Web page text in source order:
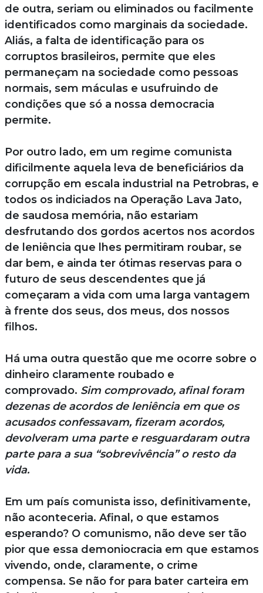
de outra, seriam ou eliminados ou facilmente
identificados como marginais da sociedade.
Aliás, a falta de identificação para os
corruptos brasileiros, permite que eles
permaneçam na sociedade como pessoas
normais, sem máculas e usufruindo de
condições que só a nossa democracia
permite.
Por outro lado, em um regime comunista
dificilmente aquela leva de beneficiários da
corrupção em escala industrial na Petrobras, e
todos os indiciados na Operação Lava Jato,
de saudosa memória, não estariam
desfrutando dos gordos acertos nos acordos
de leniência que lhes permitiram roubar, se
dar bem, e ainda ter ótimas reservas para o
futuro de seus descendentes que já
começaram a vida com uma larga vantagem
à frente dos seus, dos meus, dos nossos
filhos.
Há uma outra questão que me ocorre sobre o
dinheiro claramente roubado e
comprovado. Sim comprovado, afinal foram
dezenas de acordos de leniência em que os
acusados confessavam, fizeram acordos,
devolveram uma parte e resguardaram outra
parte para a sua “sobrevivência” o resto da
vida.
Em um país comunista isso, definitivamente,
não aconteceria. Afinal, o que estamos
esperando? O comunismo, não deve ser tão
pior que essa demoniocracia em que estamos
vivendo, onde, claramente, o crime
compensa. Se não for para bater carteira em